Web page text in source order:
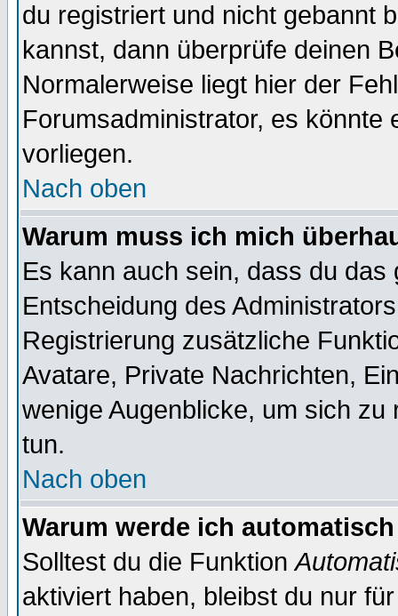
du registriert und nicht gebannt
kannst, dann überprüfe deinen
Normalerweise liegt hier der
Forumsadministrator, es könnte
vorliegen.
Nach oben
Warum muss ich mich
Es kann auch sein, dass du
Entscheidung des
Registrierung zusätzliche
Avatare, Private Nachrichten,
wenige Augenblicke, um sich
tun.
Nach oben
Warum werde ich
Solltest du die Funktion
aktiviert haben, bleibst du nur